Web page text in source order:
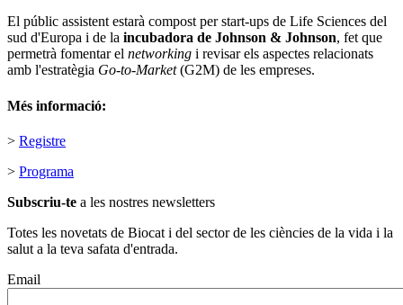
El públic assistent estarà compost per start-ups de Life Sciences del
sud d'Europa i de la incubadora de Johnson & Johnson, fet que
permetrà fomentar el networking i revisar els aspectes relacionats
amb l'estratègia Go-to-Market(G2M) de les empreses.
Més informació:
> Registre
> Programa
Subscriu-te a les nostres newsletters
Totes les novetats de Biocat i del sector de les ciències de la vida i la
salut a la teva safata d'entrada.
Email